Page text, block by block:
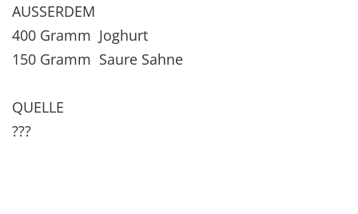
AUSSERDEM
400 Gramm Joghurt
150 Gramm Saure Sahne
QUELLE
???